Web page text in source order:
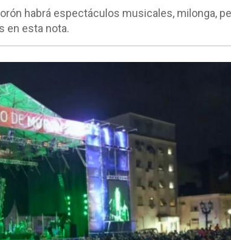
habrá espectáculos musicales, milonga,
en esta nota.